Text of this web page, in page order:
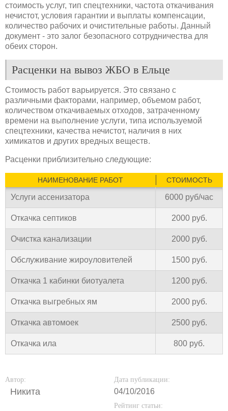
стоимость услуг, тип спецтехники, частота откачивания
нечистот, условия гарантии и выплаты компенсации,
количество рабочих и очистительные работы. Данный
документ - это залог безопасного сотрудничества для
обеих сторон.
Расценки на вывоз ЖБО в Ельце
Стоимость работ варьируется. Это связано с
различными факторами, например, объемом работ,
количеством откачиваемых отходов, затраченному
времени на выполнение услуги, типа используемой
спецтехники, качества нечистот, наличия в них
химикатов и других вредных веществ.
Расценки приблизительно следующие:
НАИМЕНОВАНИЕ РАБОТ СТОИМОСТЬ
Услуги ассенизатора 6000 руб/час
Откачка септиков 2000 руб.
Очистка канализации 2000 руб.
Обслуживание жироуловителей 1500 руб.
Откачка 1 кабинки биотуалета 1200 руб.
Откачка выгребных ям 2000 руб.
Откачка автомоек 2500 руб.
Откачка ила 800 руб.
Автор:
Никита
Дата публикации:
04/10/2016
Рейтинг статьи: